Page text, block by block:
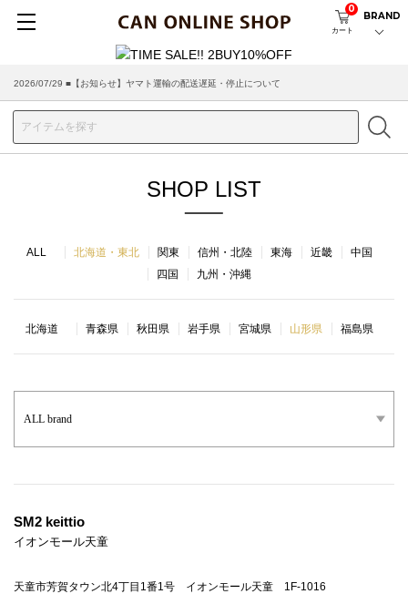
カート
0
BRAND
2026/07/29 ■【お知らせ】ヤマト運輸の配送遅延・停止について
SHOP LIST
ALL 北海道・東北 関東 信州・北陸 東海 近畿
中国
四国
九州・沖縄
北海道 青森県 秋田県 岩手県 宮城県 山形県 福島県
SM2 keittio
イオンモール天童
天童市芳賀タウン北4丁目1番1号 イオンモール天童 1F-1016